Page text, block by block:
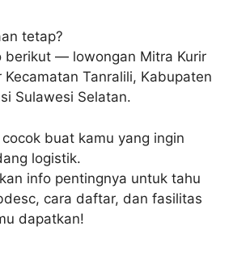
tetap?
berikut — lowongan Mitra Kurir
Kecamatan Tanralili, Kabupaten
Sulawesi Selatan.
buat kamu yang ingin
logistik.
info pentingnya untuk tahu
cara daftar, dan fasilitas
dapatkan!